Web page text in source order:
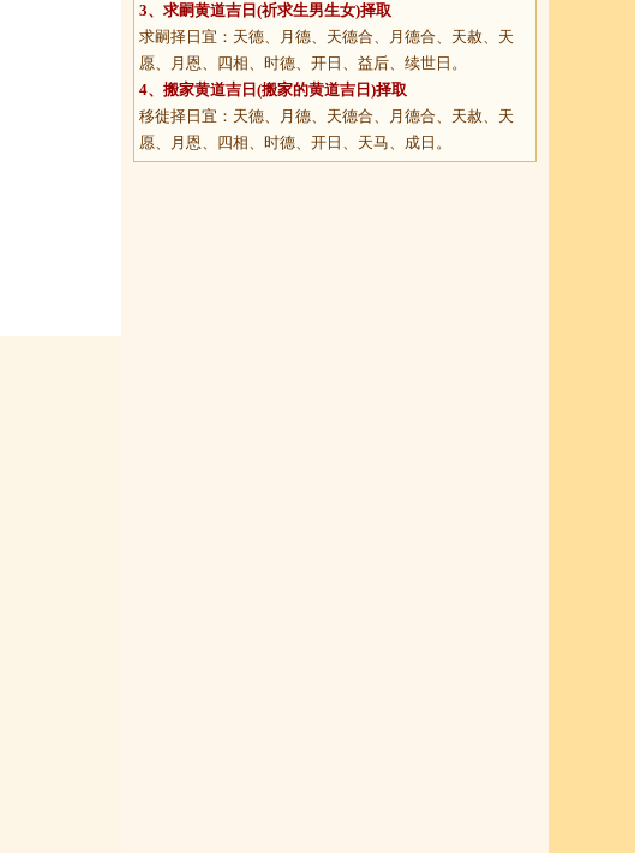
3、 求嗣黄道吉日 (祈求生男生女)择取
求嗣择日宜：天德、月德、天德合、月德合、天赦、天
愿、月恩、四相、时德、开日、益后、续世日。
4、 搬家黄道吉日 (搬家的黄道吉日)择取
移徙择日宜：天德、月德、天德合、月德合、天赦、天
愿、月恩、四相、时德、开日、天马、成日。